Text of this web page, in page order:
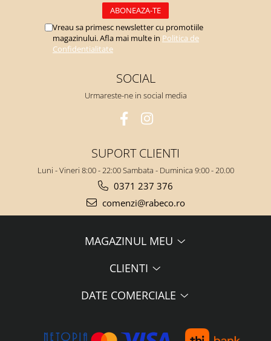
Vreau sa primesc newsletter cu promotiile
magazinului. Afla mai multe in Politica de
Confidentialitate
SOCIAL
Urmareste-ne in social media
SUPORT CLIENTI
Luni - Vineri 8:00 - 22:00 Sambata - Duminica 9:00 - 20.00
0371 237 376
comenzi@rabeco.ro
MAGAZINUL MEU
CLIENTI
DATE COMERCIALE